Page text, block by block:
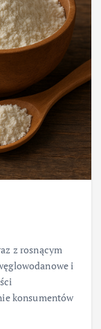
z rosnącym
i
konsumentów